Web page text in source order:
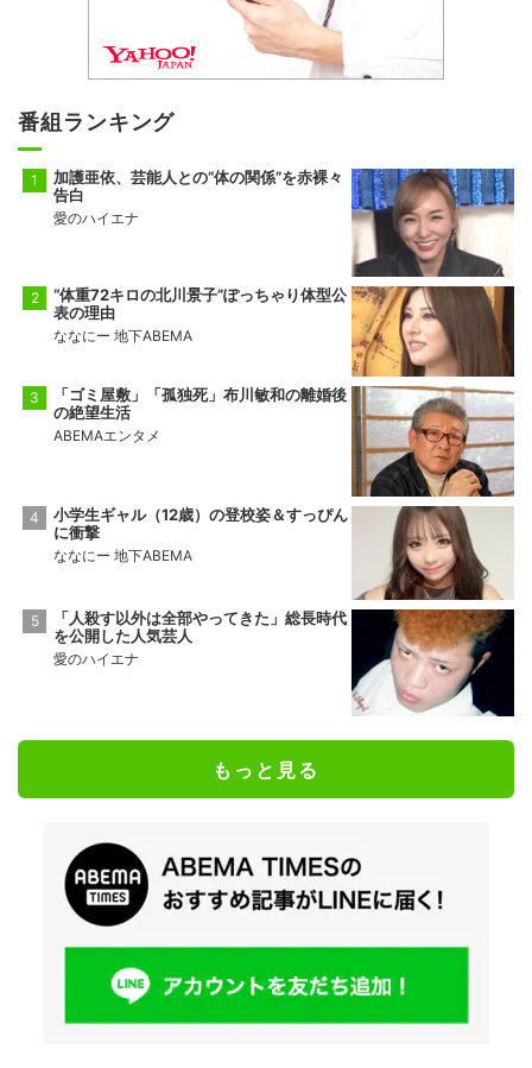
番組ランキング
加護亜依、芸能人との“体の関係”を赤裸々
告白
愛のハイエナ
“体重72キロの北川景子”ぽっちゃり体型公
表の理由
ななにー 地下ABEMA
「ゴミ屋敷」「孤独死」布川敏和の離婚後
の絶望生活
ABEMAエンタメ
小学生ギャル（12歳）の登校姿＆すっぴん
に衝撃
ななにー 地下ABEMA
「人殺す以外は全部やってきた」総長時代
を公開した人気芸人
愛のハイエナ
もっと見る